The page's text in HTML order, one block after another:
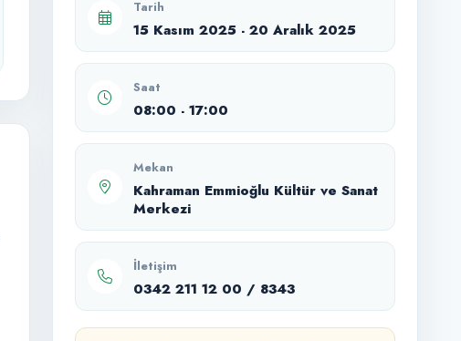
Tarih
15 Kasım 2025 - 20 Aralık 2025
Saat
08:00 - 17:00
Mekan
Kahraman Emmioğlu Kültür ve Sanat
Merkezi
İletişim
0342 211 12 00 / 8343